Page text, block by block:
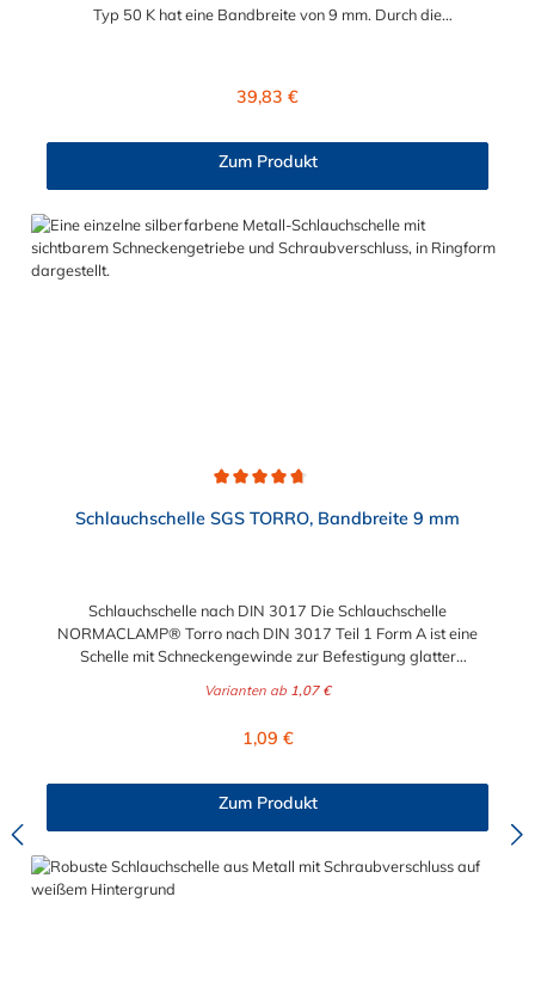
Typ 50 K hat eine Bandbreite von 9 mm. Durch die
Schlauchschellen Sortiment Typ 50 K beinhaltet insgesamt 50
Schlauchschellen TORRO, Spannbereich 8 – 16 mm 8×
Schlauchschellen TORRO, Spannbereich 12 – 22 mm 10×
Schlauchschellen TORRO, Spannbereich 16 – 27 mm 5×
Schlauchschellen TORRO, Spannbereich 20 – 32 mm 12×
Schlauchschellen TORRO, Spannbereich 25 – 40 mm 5×
Schlauchschellen TORRO, Spannbereich 32 – 50 mm 5×
Regulärer Preis:
39,83 €
Zum Produkt
Schlauchschelle SGS TORRO, Bandbreite 9 mm
Schlauchschelle nach DIN 3017 Die Schlauchschelle
NORMACLAMP® Torro nach DIN 3017 Teil 1 Form A ist eine
Schelle mit Schneckengewinde zur Befestigung glatter
aus, ist einfach montierbar, wiederverwendbar und durch ihre
somit die richtige Wahl für Schlauchverbindungen jeglicher Art.
210 mm in verschiedenen Abstufungen frei wählbar.
Varianten ab 1,07 €
Regulärer Preis:
1,09 €
Zum Produkt